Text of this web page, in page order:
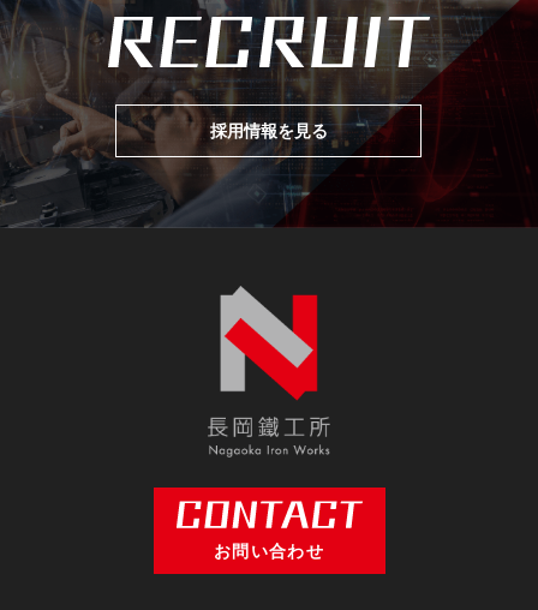
採用情報を見る
お問い合わせ